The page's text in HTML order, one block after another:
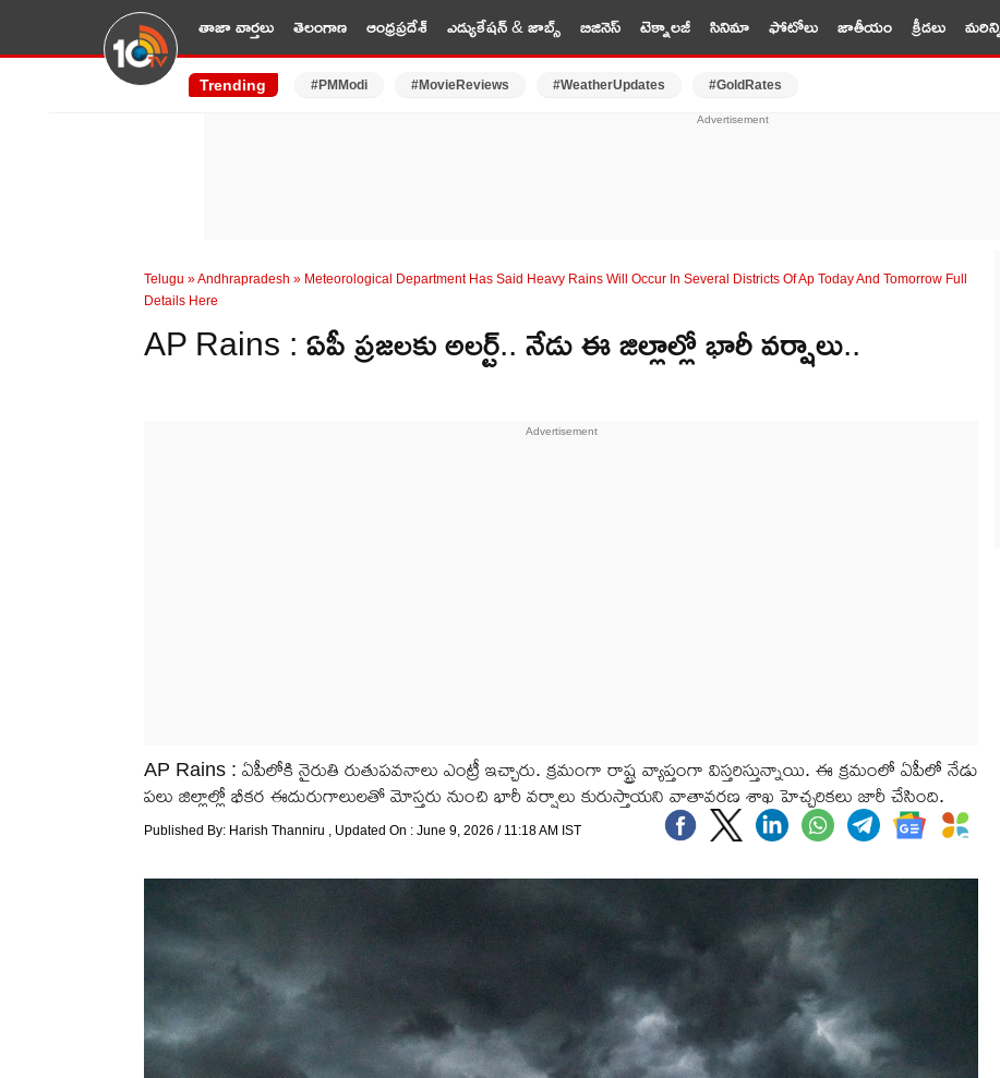
తాజా వార్తలు తెలంగాణ ఆంధ్రప్రదేశ్ ఎడ్యుకేషన్ & జాబ్స్ బిజినెస్ టెక్నాలజీ సినిమా ఫోటోలు జాతీయం క్రీడలు మరిన్ని
Trending #PMModi #MovieReviews #WeatherUpdates #GoldRates
Telugu »Andhrapradesh » Meteorological Department Has Said Heavy Rains Will Occur In Several Districts Of Ap Today And Tomorrow Full
Details Here
AP Rains : ఏపీ ప్రజలకు అలర్ట్.. నేడు ఈ జిల్లాల్లో భారీ వర్షాలు..
AP Rains : ఏపీలోకి నైరుతి రుతుపవనాలు ఎంట్రీ ఇచ్చారు. క్రమంగా రాష్ట్ర వ్యాప్తంగా విస్తరిస్తున్నాయి. ఈ క్రమంలో ఏపీలో నేడు
పలు జిల్లాల్లో భీకర ఈదురుగాలులతో మోస్తరు నుంచి భారీ వర్షాలు కురుస్తాయని వాతావరణ శాఖ హెచ్చరికలు జారీ చేసింది.
Published By: Harish Thanniru , Updated On : June 9, 2026 / 11:18 AM IST